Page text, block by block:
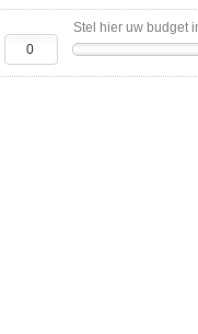
Stel hier uw budget